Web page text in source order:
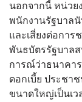
นอกจากนี้ หน่วย
พนักงานรัฐบาล
และเสี่ยงต่อการ
พันธบัตรรัฐบาล
การณ์ว่าธนาคา
ดอกเบี้ย ประชา
ขนาดใหญ่เป็นเว